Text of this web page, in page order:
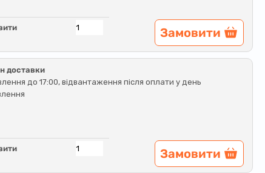
Замовити
доставки
до 17:00, відвантаження після оплати у день
Замовити